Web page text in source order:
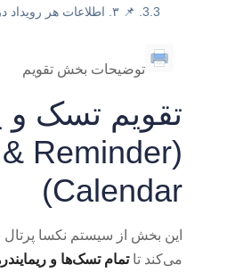
📌 ۳. اطلاعات هر رویداد در تقویم
توضیحات بخش تقویم
تقویم تسک و
& Reminder
Calendar)
این بخش از سیستم نکسا پرتال
می‌کند تاتمام تسک‌ها و